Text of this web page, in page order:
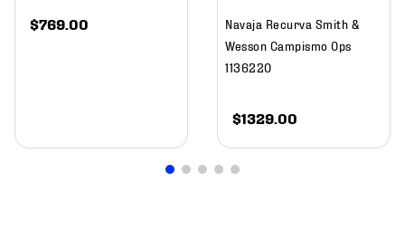
$769.00
Navaja Recurva Smith &
Wesson Campismo Ops
1136220
$1329.00